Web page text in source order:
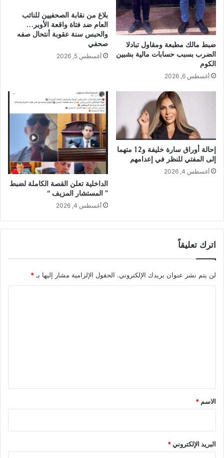
ضبط مالك مطبعة ومقاول تبادلا
الضرب بسبب حسابات مالية بشبين
الكوم
أغسطس 6, 2026
بلاغ من نقابة الصحفيين للنائب
العام ضد فتاة واقعة الأوبر…
والحبس سنة عقوبة أنتحال صفه
صحفي
أغسطس 5, 2026
إحالة أوراق سارة خليفة و12 متهما
إلى المفتي للنظر في إعدامهم
أغسطس 4, 2026
الداخلية تعلن القصة الكاملة لضبط
” المستشار المزيف “
أغسطس 4, 2026
اترك تعليقاً
لن يتم نشر عنوان بريدك الإلكتروني. الحقول الإلزامية مشار إليها بـ *
*
الاسم *
البريد الإلكتروني*